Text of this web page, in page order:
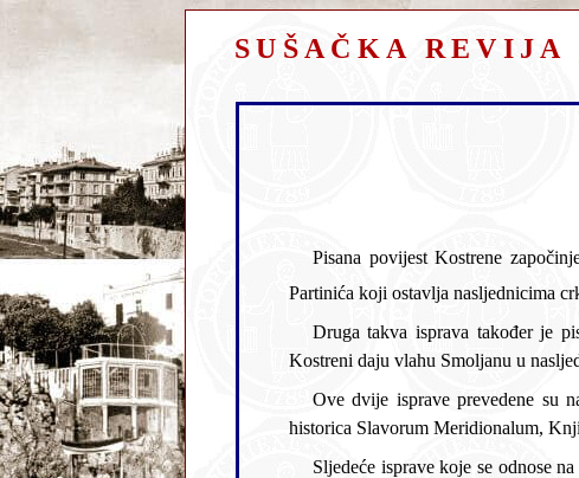
SUŠAČKA REVIJA
Pisana povijest Kostrene
Druga takva isprava također je pisana glagoljicom u Bakru godine 1492. U toj ispravi bakarski nadstojnici crkve sv. Lucije u
Kostreni
historica Slavorum Meridionalum,
Sljedeće isprave koje se odnose na povijest Kostrene, osim